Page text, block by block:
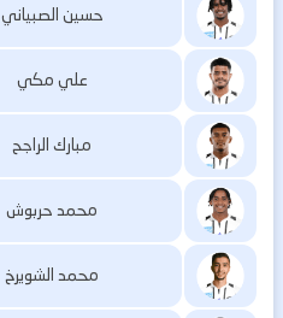
حسين الصبياني
علي مكي
مبارك الراجح
محمد حربوش
محمد الشويرخ